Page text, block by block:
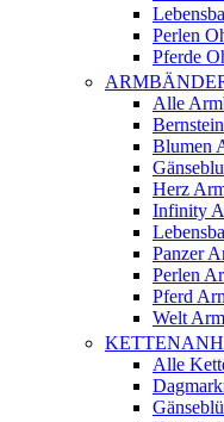
Perlen
Pferde
Alle
Blumen
Herz
Infinity
Panzer
Perlen
Pferd
Welt
Alle